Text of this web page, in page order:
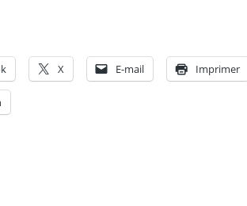
X E-mail Imprimer